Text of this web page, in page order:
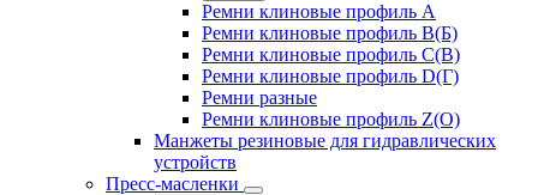
Ремни клиновые профиль A
Ремни клиновые профиль B(Б)
Ремни клиновые профиль C(В)
Ремни клиновые профиль D(Г)
Ремни разные
Ремни клиновые профиль Z(О)
Манжеты резиновые для гидравлических
устройств
Пресс-масленки